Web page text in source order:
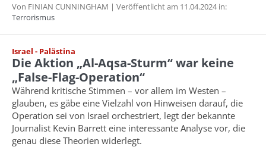
Von FINIAN CUNNINGHAM | Veröffentlicht am 11.04.2024 in:
Terrorismus
Israel - Palästina
Die Aktion „Al-Aqsa-Sturm“ war keine
„False-Flag-Operation“
Während kritische Stimmen – vor allem im Westen –
glauben, es gäbe eine Vielzahl von Hinweisen darauf, die
Operation sei von Israel orchestriert, legt der bekannte
Journalist Kevin Barrett eine interessante Analyse vor, die
genau diese Theorien widerlegt.